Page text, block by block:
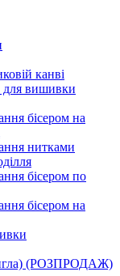
канві
для вишивки
бісером на
нитками
бісером по
бісером на
игла) (РОЗПРОДАЖ)